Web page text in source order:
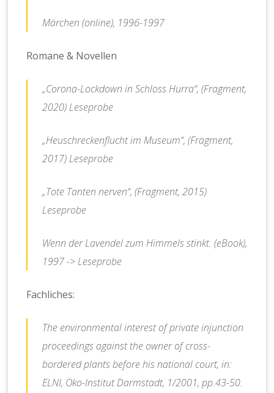
Märchen (online), 1996-1997
Romane & Novellen
„Corona-Lockdown in Schloss Hurra“,(Fragment,
2020) Leseprobe
„Heuschreckenflucht im Museum“,(Fragment,
2017) Leseprobe
„Tote Tanten nerven“,(Fragment, 2015)
Leseprobe
Wenn der Lavendel zum Himmels stinkt. (eBook),
1997 -> Leseprobe
Fachliches:
The environmental interest of private injunction
proceedings against the owner of cross-
bordered plants before his national court, in:
ELNI, Öko-Institut Darmstadt, 1/2001, pp.43-50.